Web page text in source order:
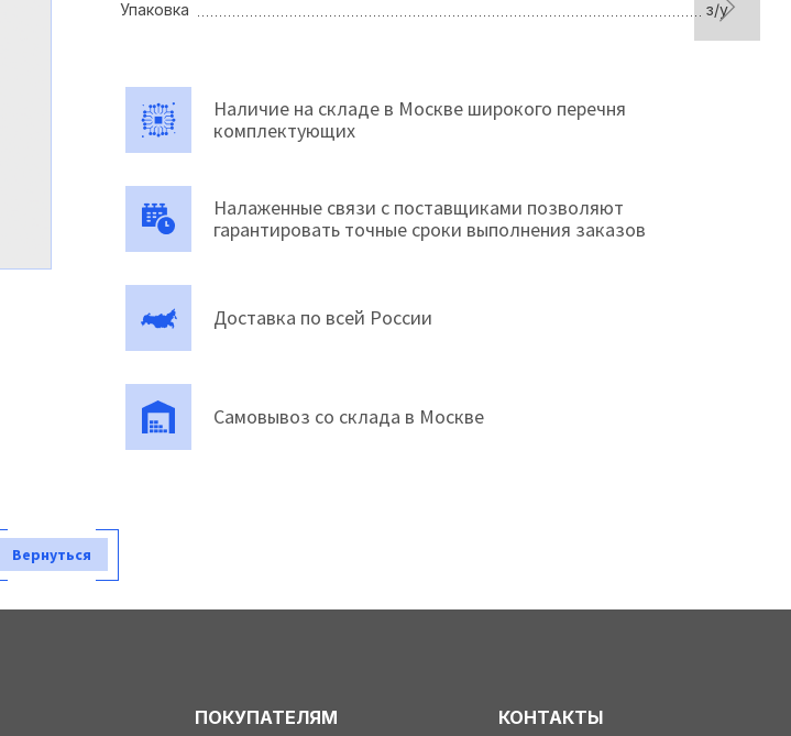
Упаковка
з/у
Наличие на складе в Москве широкого перечня
комплектующих
Налаженные связи с поставщиками позволяют
гарантировать точные сроки выполнения заказов
Доставка по всей России
Самовывоз со склада в Москве
Вернуться
ПОКУПАТЕЛЯМ КОНТАКТЫ